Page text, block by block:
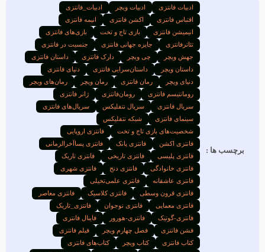
برچسب ها :
ادبیات فانتزی ادبیات ویچر
ادبیات_فانتزی
اقتباس فانتزی
اکشن فانتزی
انیمه فانتزی
انیمیشن فانتزی
بازی تاج و تخت
بازی‌های فانتزی
تئاترفانتزی
جایزه جهانی فانتزی
جنسیت در فانتزی
جهش ویچر
چی ویچر دارک فانتزی
داستان فانتزی
داستان ویچر
داستان‌سرایی فانتزی
دنیای فانتزی
دنیای ویچر
رمان فانتزی رمان ویچر
رمان‌های ویچر
رومانتیسم فانتزی
رومان‌فانتزی
ژانر فانتزی
سریال فانتزی
سریال نتفلیکس
سریال‌های فانتزی
سینمای فانتزی
شبکه نتفلیکس
شخصیت‌های بازی تاج و تخت
فانتزی اروپایی
فانتزی اکشن
فانتزی پانک
فانتزی پساآخرالزمانی
فانتزی پلیسی
فانتزی تاریخی
فانتزی تاریک
فانتزی خانوادگی
فانتزی دنج
فانتزی شهری
فانتزی عاشقانه
فانتزی علمی‌تخیلی
فانتزی قرون وسطی
فانتزی کلاسیک
فانتزی معاصر
فانتزی معمایی
فانتزی نوجوان
فانتزی_تاریک
فانتزی-گوتیک
فانتزی-هورور
فاینال فانتزی
فشن فانتزی
فصل چهارم ویچر
فیلم فانتزی
کتاب فانتزی
کتاب ویچر
کتاب‌های فانتزی